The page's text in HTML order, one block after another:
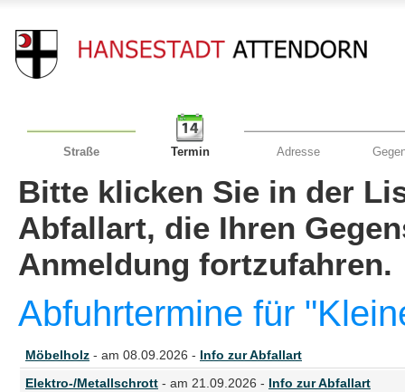
Straße Termin Adresse
Bitte klicken Sie in der
Abfallart, die Ihren
Anmeldung fortzufahren.
Abfuhrtermine für
Möbelholz - am 08.09.2026 - Info zur Abfallart
Elektro-/Metallschrott - am 21.09.2026 - Info zur Abfallart